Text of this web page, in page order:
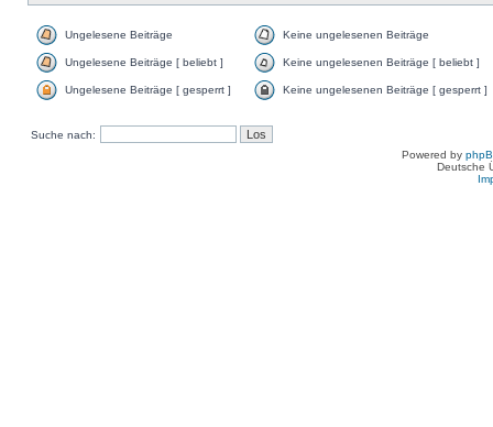
Ungelesene Beiträge Keine ungelesenen Beiträge
Ungelesene Beiträge [ beliebt ] Keine ungelesenen Beiträge [ beliebt ]
Ungelesene Beiträge [ gesperrt ] Keine ungelesenen Beiträge [ gesperrt ]
Suche nach:
Powered by
Deutsche